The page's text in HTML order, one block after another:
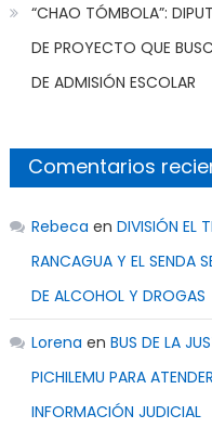
“CHAO TÓMBOLA”:
DE PROYECTO QUE
DE ADMISIÓN ESCOLAR
Comentarios
Rebeca en DIVISIÓN EL
RANCAGUA Y EL SENDA
DE ALCOHOL Y DROGAS
Lorena en BUS DE LA
PICHILEMU PARA
INFORMACIÓN JUDICIAL